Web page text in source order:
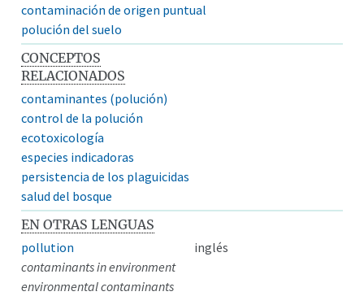
contaminación de origen puntual
polución del suelo
CONCEPTOS
RELACIONADOS
contaminantes (polución)
control de la polución
ecotoxicología
especies indicadoras
persistencia de los plaguicidas
salud del bosque
EN OTRAS LENGUAS
pollution
inglés
contaminants in environment
environmental contaminants